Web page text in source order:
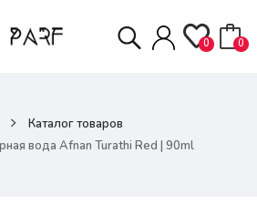
0 0
Каталог товаров
вода Afnan Turathi Red | 90ml